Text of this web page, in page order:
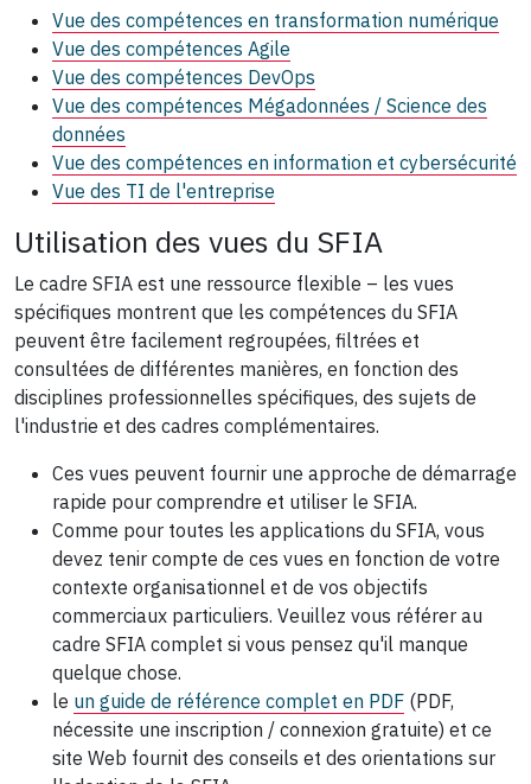
Vue des compétences en transformation numérique
Vue des compétences Agile
Vue des compétences DevOps
Vue des compétences Mégadonnées / Science des
données
Vue des compétences en information et cybersécurité
Vue des TI de l'entreprise
Utilisation des vues du SFIA
Le cadre SFIA est une ressource flexible – les vues
spécifiques montrent que les compétences du SFIA
peuvent être facilement regroupées, filtrées et
consultées de différentes manières, en fonction des
disciplines professionnelles spécifiques, des sujets de
l'industrie et des cadres complémentaires.
Ces vues peuvent fournir une approche de démarrage
rapide pour comprendre et utiliser le SFIA.
Comme pour toutes les applications du SFIA, vous
devez tenir compte de ces vues en fonction de votre
contexte organisationnel et de vos objectifs
commerciaux particuliers. Veuillez vous référer au
cadre SFIA complet si vous pensez qu'il manque
quelque chose.
le un guide de référence complet en PDF (PDF,
nécessite une inscription / connexion gratuite) et ce
site Web fournit des conseils et des orientations sur